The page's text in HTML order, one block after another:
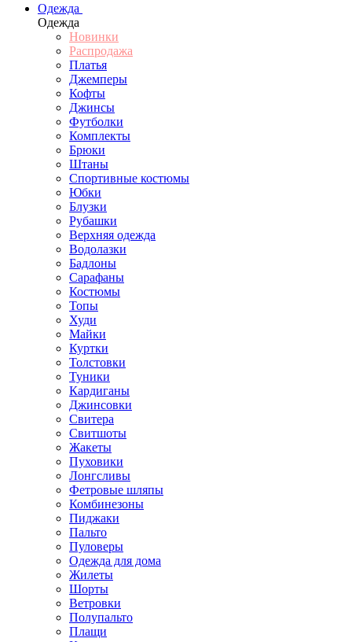
Одежда
Одежда
Новинки
Распродажа
Платья
Джемперы
Кофты
Джинсы
Футболки
Комплекты
Брюки
Штаны
Спортивные костюмы
Юбки
Блузки
Рубашки
Верхняя одежда
Водолазки
Бадлоны
Сарафаны
Костюмы
Топы
Худи
Майки
Куртки
Толстовки
Туники
Кардиганы
Джинсовки
Свитера
Свитшоты
Жакеты
Пуховики
Лонгсливы
Фетровые шляпы
Комбинезоны
Пиджаки
Пальто
Пуловеры
Одежда для дома
Жилеты
Шорты
Ветровки
Полупальто
Плащи